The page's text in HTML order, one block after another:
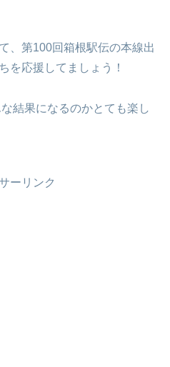
、第100回箱根駅伝の本線出
を応援してましょう！
結果になるのかとても楽し
ーリンク